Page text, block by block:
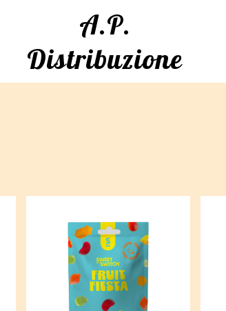
A.P.
Distribuzione